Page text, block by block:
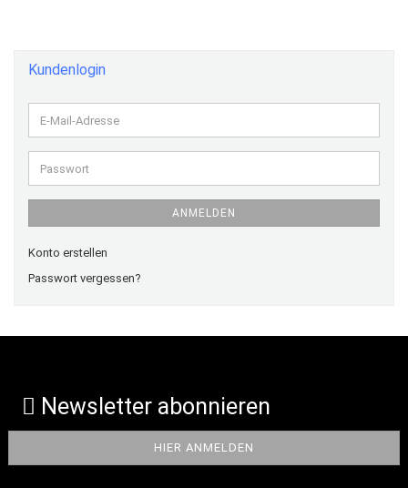
Kundenlogin
E-
Mail-
Adresse
Passwort
ANMELDEN
Konto erstellen
Passwort vergessen?
Newsletter abonnieren